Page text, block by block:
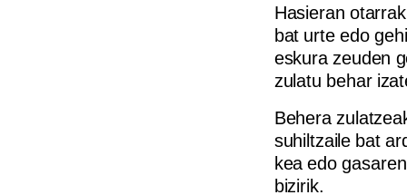
Hasieran
bat urte edo
eskura zeuden
zulatu behar
Behera
suhiltzaile bat
kea edo
bizirik.